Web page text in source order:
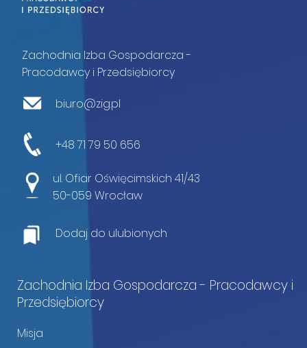
Zachodnia Izba Gospodarcza -
Pracodawcy i Przedsiębiorcy
biuro@zig.pl
+48 71 79 50 656
ul. Ofiar Oświęcimskich 41/43
50-059 Wrocław
Dodaj do ulubionych
Zachodnia Izba Gospodarcza - Pracodawcy i
Przedsiębiorcy
Misja